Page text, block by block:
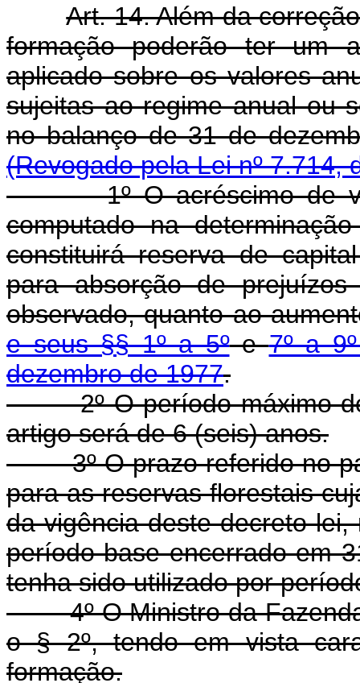
Art. 14. Além da
formação poderão ter um
aplicado sobre os valores
sujeitas ao regime anual ou
no balanço de 31
(Revogado pela Lei nº 7.714,
1º O acréscimo de
computado na
constituirá reserva de
para absorção de
observado, quanto ao
e seus §§ 1º a 5ºe7º a
dezembro de 1977.
2º O período máximo de
artigo será de 6 (seis) anos.
3º O prazo referido no
para as reservas florestais
da vigência deste decreto-
período-base encerrado em
tenha sido utilizado por
4º O Ministro da Fazenda
o § 2º, tendo em vista
formação.